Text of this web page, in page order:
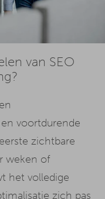
van SEO
voortdurende
zichtbare
weken of
het volledige
zich pas